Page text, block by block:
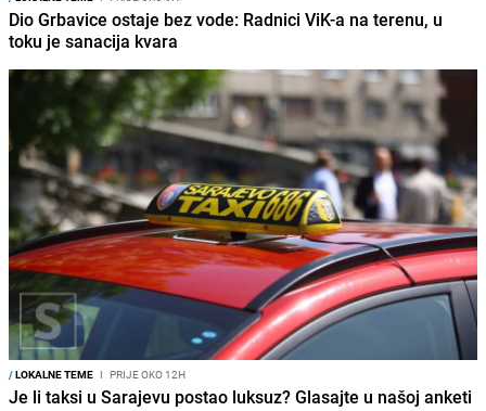
Dio Grbavice ostaje bez vode: Radnici ViK-a na terenu, u
toku je sanacija kvara
/LOKALNE TEME I PRIJE OKO 12H
Je li taksi u Sarajevu postao luksuz? Glasajte u našoj anketi